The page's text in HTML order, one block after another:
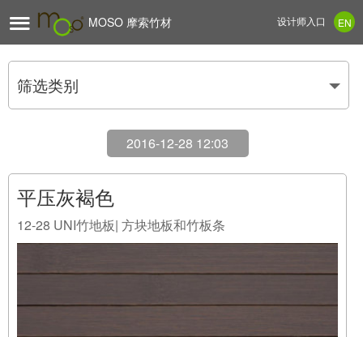
 MOSO 摩索竹材 EN
设计师入口
筛选类别
2016-12-28 12:03
平压灰褐色
12-28 UNI竹地板| 方块地板和竹板条